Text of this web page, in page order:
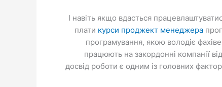
І навіть якщо вдасться
плати курси проджект менеджера
програмування, якою володіє
працюють на закордонні компанії
досвід роботи є одним із головних